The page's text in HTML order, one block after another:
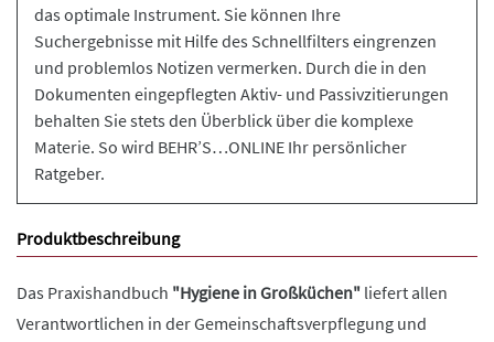
das optimale Instrument. Sie können Ihre
Suchergebnisse mit Hilfe des Schnellfilters eingrenzen
und problemlos Notizen vermerken. Durch die in den
Dokumenten eingepflegten Aktiv- und Passivzitierungen
behalten Sie stets den Überblick über die komplexe
Materie. So wird BEHR’S…ONLINE Ihr persönlicher
Ratgeber.
Produktbeschreibung
Das Praxishandbuch "Hygiene in Großküchen" liefert allen
Verantwortlichen in der Gemeinschaftsverpflegung und